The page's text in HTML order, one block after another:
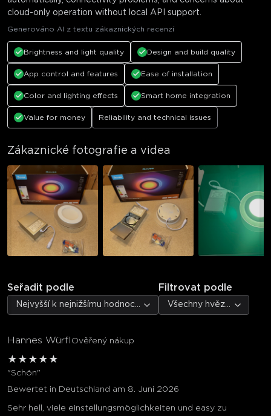
cloud-only operation without local API support.
Generováno AI z textu zákaznických recenzí
Brightness and light quality Design and build quality
App control and features Ease of installation
Color and lighting effects Smart home integration
Value for money Reliability and technical issues
Zákaznické fotografie a videa
Seřadit podle
Nejvyšší k nejnižšímu hodnocení
Filtrovat podle
Všechny hvězdičky
Hannes Würfl Ověřený nákup
★ ★ ★ ★ ★
"Schön"
Bewertet in Deutschland am 8. Juni 2026
Sehr hell, viele einstellungsmöglichkeiten und easy zu